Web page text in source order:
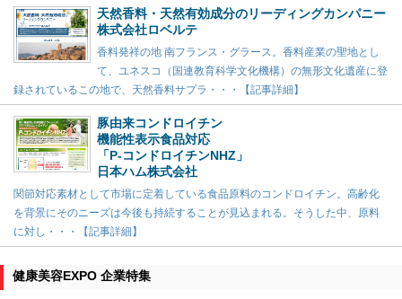
天然香料・天然有効成分のリーディングカンパニー
株式会社ロベルテ
香料発祥の地 南フランス・グラース。香料産業の聖地とし
て、ユネスコ（国連教育科学文化機構）の無形文化遺産に登
録されているこの地で、天然香料サプラ・・・【記事詳細】
豚由来コンドロイチン
機能性表示食品対応
「P-コンドロイチンNHZ」
日本ハム株式会社
関節対応素材として市場に定着している食品原料のコンドロイチン。高齢化
を背景にそのニーズは今後も持続することが見込まれる。そうした中、原料
に対し・・・【記事詳細】
健康美容EXPO 企業特集